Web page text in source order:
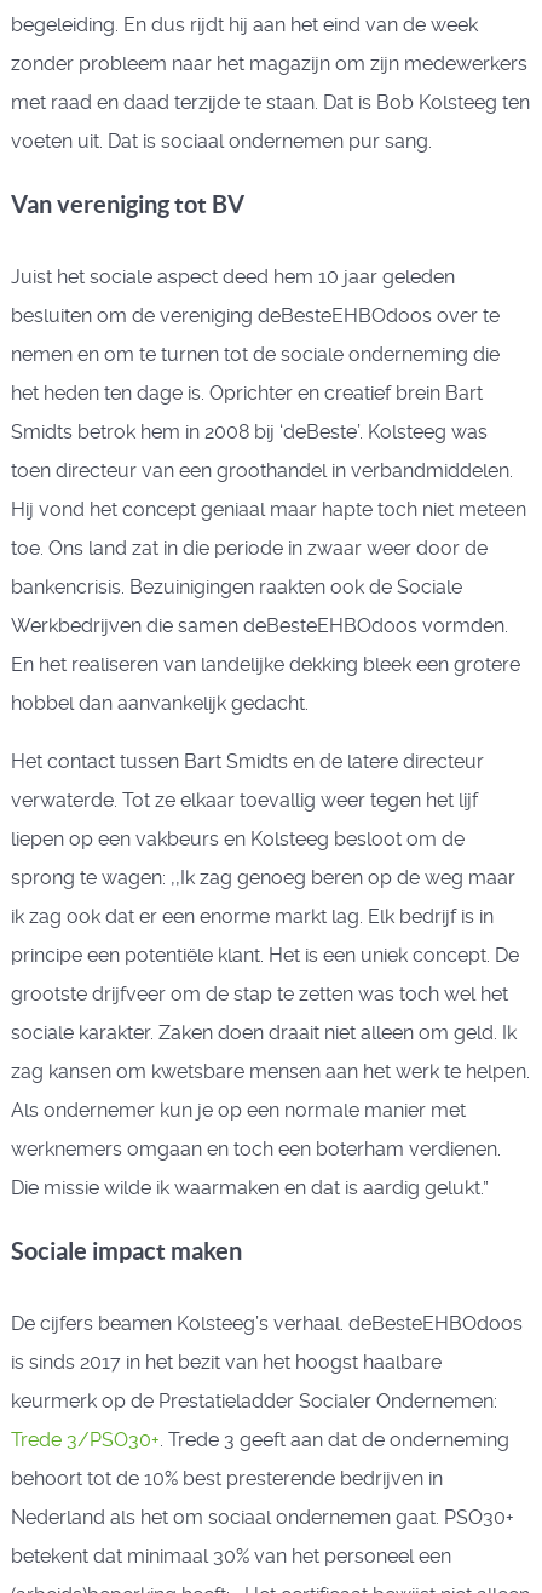
begeleiding. En dus rijdt hij aan het eind van de week
zonder probleem naar het magazijn om zijn medewerkers
met raad en daad terzijde te staan. Dat is Bob Kolsteeg ten
voeten uit. Dat is sociaal ondernemen pur sang.
Van vereniging tot BV
Juist het sociale aspect deed hem 10 jaar geleden
besluiten om de vereniging deBesteEHBOdoos over te
nemen en om te turnen tot de sociale onderneming die
het heden ten dage is. Oprichter en creatief brein Bart
Smidts betrok hem in 2008 bij ‘deBeste’. Kolsteeg was
toen directeur van een groothandel in verbandmiddelen.
Hij vond het concept geniaal maar hapte toch niet meteen
toe. Ons land zat in die periode in zwaar weer door de
bankencrisis. Bezuinigingen raakten ook de Sociale
Werkbedrijven die samen deBesteEHBOdoos vormden.
En het realiseren van landelijke dekking bleek een grotere
hobbel dan aanvankelijk gedacht.
Het contact tussen Bart Smidts en de latere directeur
verwaterde. Tot ze elkaar toevallig weer tegen het lijf
liepen op een vakbeurs en Kolsteeg besloot om de
sprong te wagen: ,,Ik zag genoeg beren op de weg maar
ik zag ook dat er een enorme markt lag. Elk bedrijf is in
principe een potentiële klant. Het is een uniek concept. De
grootste drijfveer om de stap te zetten was toch wel het
sociale karakter. Zaken doen draait niet alleen om geld. Ik
zag kansen om kwetsbare mensen aan het werk te helpen.
Als ondernemer kun je op een normale manier met
werknemers omgaan en toch een boterham verdienen.
Die missie wilde ik waarmaken en dat is aardig gelukt.”
Sociale impact maken
De cijfers beamen Kolsteeg’s verhaal. deBesteEHBOdoos
is sinds 2017 in het bezit van het hoogst haalbare
keurmerk op de Prestatieladder Socialer Ondernemen:
Trede 3/PSO30+. Trede 3 geeft aan dat de onderneming
behoort tot de 10% best presterende bedrijven in
Nederland als het om sociaal ondernemen gaat. PSO30+
betekent dat minimaal 30% van het personeel een